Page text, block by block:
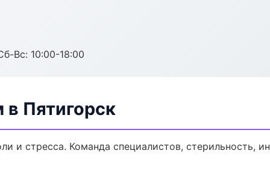
Вс: 10:00-18:00
в Пятигорск
и стресса. Команда специалистов, стерильность,